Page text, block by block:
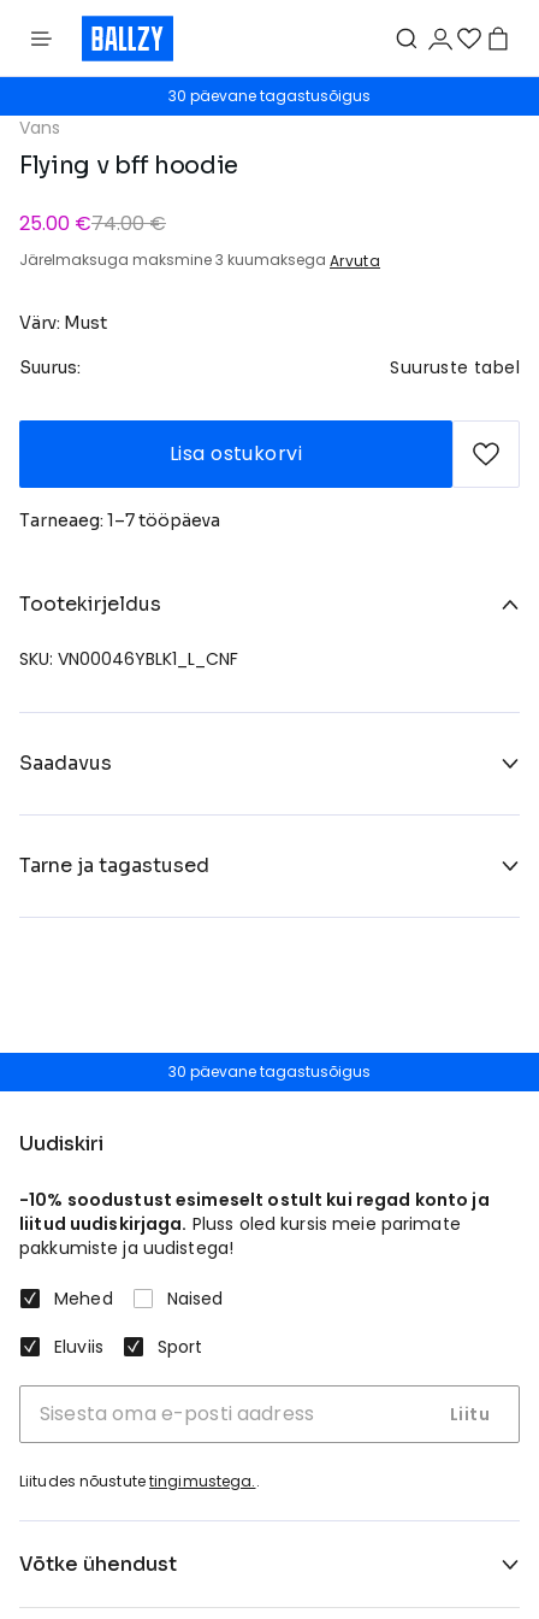
30 päevane tagastusõigus
Vans
Flying v bff hoodie
25.00 €74.00 €
Järelmaksuga maksmine 3 kuumaksega Arvuta
Värv: Must
Suurus: Suuruste tabel
Lisa ostukorvi
Tarneaeg: 1–7 tööpäeva
Tootekirjeldus
SKU: VN00046YBLK1_L_CNF
Saadavus
Tarne ja tagastused
30 päevane tagastusõigus
Uudiskiri
-10% soodustust esimeselt ostult kui regad konto ja
liitud uudiskirjaga. Pluss oled kursis meie parimate
pakkumiste ja uudistega!
Mehed
Naised
Eluviis
Sport
Liitu
Liitudes nõustutetingimustega..
Võtke ühendust